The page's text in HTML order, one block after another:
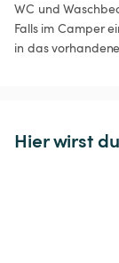
WC und
Falls im Camper
in das
Hier wirst